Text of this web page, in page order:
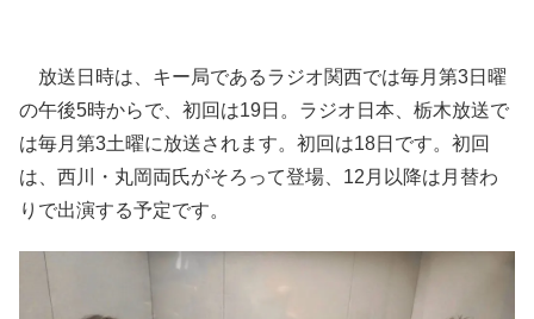
放送日時は、キー局であるラジオ関西では毎月第3日曜
の午後5時からで、初回は19日。ラジオ日本、栃木放送で
は毎月第3土曜に放送されます。初回は18日です。初回
は、西川・丸岡両氏がそろって登場、12月以降は月替わ
りで出演する予定です。